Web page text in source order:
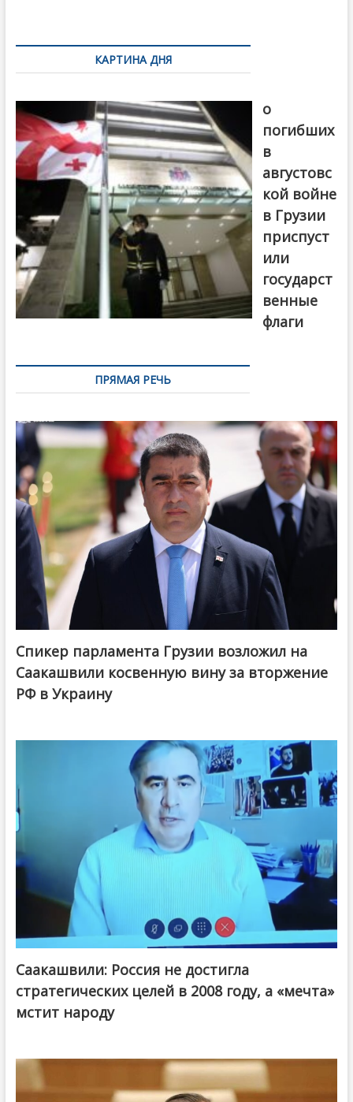
по
записямКАРТИНА ДНЯ
о
погибших
в
августовс
кой войне
в Грузии
приспуст
или
государст
венные
флаги
ПРЯМАЯ РЕЧЬ
Спикер парламента Грузии возложил на
Саакашвили косвенную вину за вторжение
РФ в Украину
Саакашвили: Россия не достигла
стратегических целей в 2008 году, а «мечта»
мстит народу